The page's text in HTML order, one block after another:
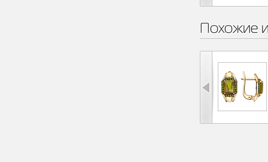
Похожие